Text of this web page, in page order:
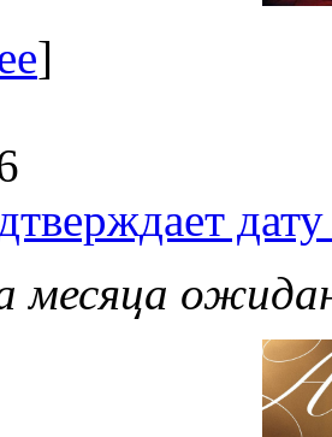
]
месяца